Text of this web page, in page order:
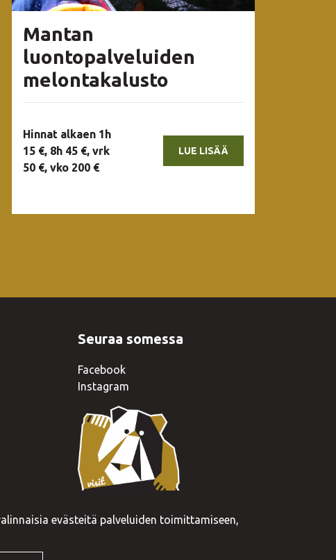
evästeitä palveluiden toimittamiseen,
Mantan
luontopalveluiden
melontakalusto
Hinnat alkaen 1h
15 €, 8h 45 €, vrk
50 €, vko 200 €
LUE LISÄÄ
Seuraa somessa
Facebook
Instagram